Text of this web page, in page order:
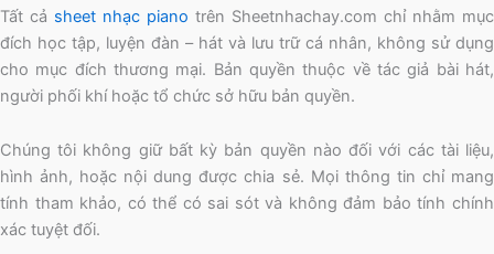
Tất cả sheet nhạc piano trên Sheetnhachay.com chỉ nhằm mục
đích học tập, luyện đàn – hát và lưu trữ cá nhân, không sử dụng
cho mục đích thương mại. Bản quyền thuộc về tác giả bài hát,
người phối khí hoặc tổ chức sở hữu bản quyền.
Chúng tôi không giữ bất kỳ bản quyền nào đối với các tài liệu,
hình ảnh, hoặc nội dung được chia sẻ. Mọi thông tin chỉ mang
tính tham khảo, có thể có sai sót và không đảm bảo tính chính
xác tuyệt đối.